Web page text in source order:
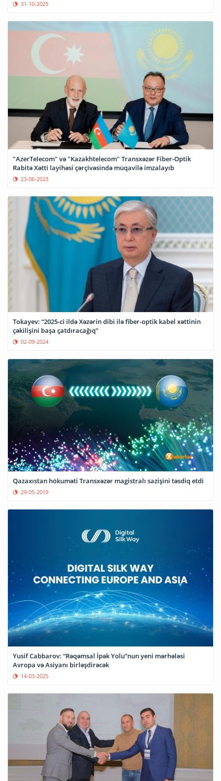
31-10-2025
"AzerTelecom" və "Kazakhtelecom" Transxəzər Fiber-Optik
Rabitə Xətti layihəsi çərçivəsində müqavilə imzalayıb
23-06-2023
Tokayev: “2025-ci ildə Xəzərin dibi ilə fiber-optik kabel xəttinin
çəkilişini başa çatdıracağıq”
02-09-2024
Qazaxıstan hökuməti Transxəzər magistralı sazişini təsdiq etdi
29-05-2019
Yusif Cabbarov: “Rəqəmsal İpək Yolu”nun yeni mərhələsi
Avropa və Asiyanı birləşdirəcək
14-03-2025